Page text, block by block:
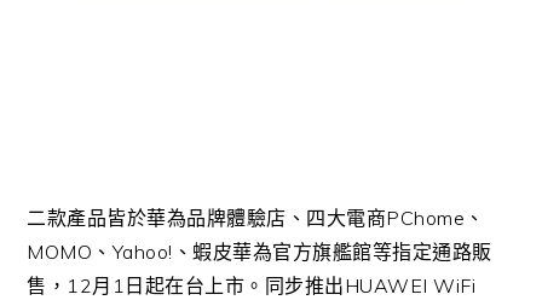
二款產品皆於華為品牌體驗店、四大電商PChome、
MOMO、Yahoo!、蝦皮華為官方旗艦館等指定通路販
售，12月1日起在台上市。同步推出HUAWEI WiFi